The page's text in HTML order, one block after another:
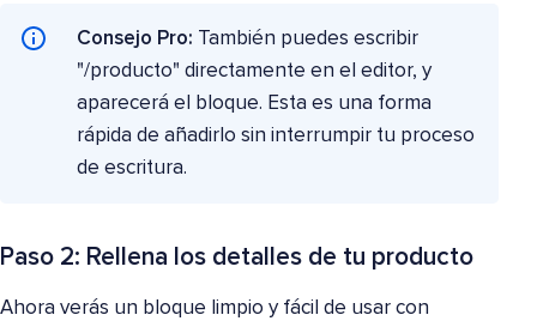
Consejo Pro: También puedes escribir
"/producto" directamente en el editor, y
aparecerá el bloque. Esta es una forma
rápida de añadirlo sin interrumpir tu proceso
de escritura.
Paso 2: Rellena los detalles de tu producto
Ahora verás un bloque limpio y fácil de usar con